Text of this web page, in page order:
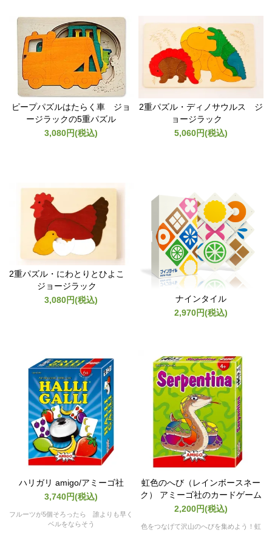
ピープパズルはたらく車 ジョ
ージラックの5重パズル
3,080円(税込)
2重パズル・ディノサウルス ジ
ョージラック
5,060円(税込)
2重パズル・にわとりとひよこ
ジョージラック
3,080円(税込)
ナインタイル
2,970円(税込)
ハリガリ amigo/アミーゴ社
3,740円(税込)
フルーツが5個そろったら 誰よりも早く
ベルをならそう
虹色のへび（レインボースネー
ク） アミーゴ社のカードゲーム
2,200円(税込)
色をつなげて沢山のへびを集めよう！虹